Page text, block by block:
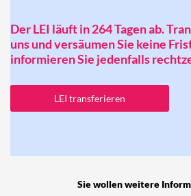
Der LEI läuft in 264 Tagen ab.
uns und versäumen Sie keine
informieren Sie jedenfalls
LEI transferieren
Sie wollen weitere